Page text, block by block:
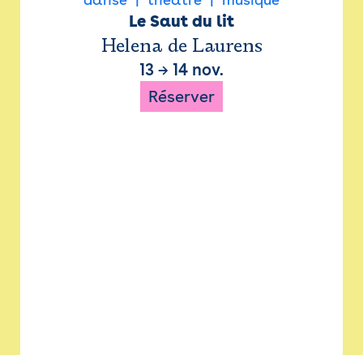
Le Saut du lit
Helena de Laurens
13 → 14 nov.
Réserver